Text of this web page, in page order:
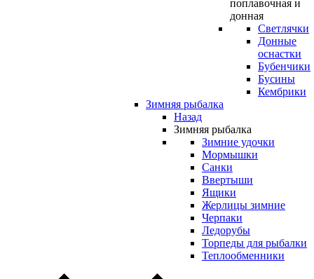
поплавочная и
донная
Светлячки
Донные
оснастки
Бубенчики
Бусины
Кембрики
Зимняя рыбалка
Назад
Зимняя рыбалка
Зимние удочки
Мормышки
Санки
Ввертыши
Ящики
Жерлицы зимние
Черпаки
Ледорубы
Торпеды для рыбалки
Теплообменники